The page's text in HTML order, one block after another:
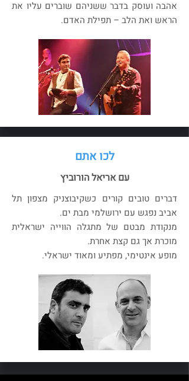
אהבה ועוסק בדבר ששניהם שוברים עליו את
הראש ואת הלב – תפילת האדם.
לכו אתם
עם אריאל הורוביץ
דברים טובים קורים כשקיבוצניק מצפון תל
אביב נפגש עם ירושלמי מבת ים.
מנקודת מבטם של מתגלה הווייה ישראלית
מוכרת אך גם קצת אחרת.
מופע אינטימי, מפתיע ומאוד ישראלי.